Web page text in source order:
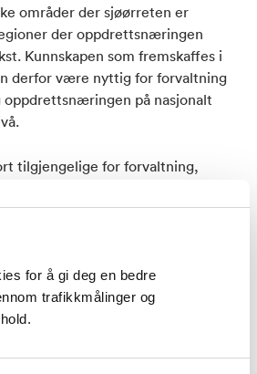
for å gi deg en bedre
trafikkmålinger og
områder der sjøørreten er
der oppdrettsnæringen
Kunnskapen som fremskaffes i
derfor være nyttig for forvaltning
oppdrettsnæringen på nasjonalt
tilgjengelige for forvaltning,
nasjonalt og internasjonalt.
og NORCE LFI innehar de
dekkende data og
eksisterer for å kunne besvare
Lingalaks, et lokalt
av oppdrett i Vestland, støtter